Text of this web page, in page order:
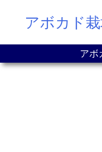
アボカド
アボ